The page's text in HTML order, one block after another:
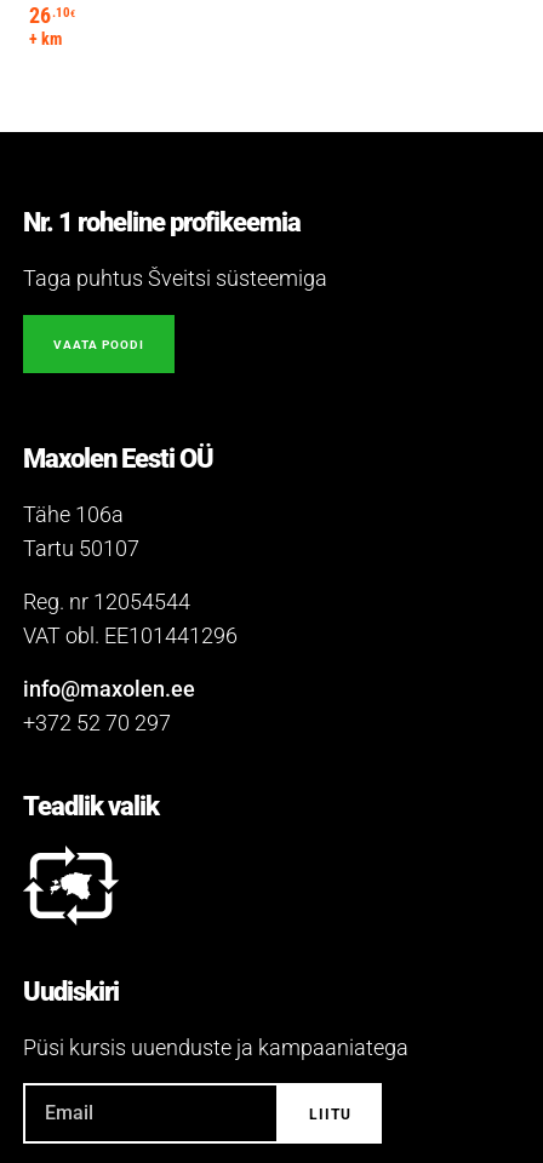
26.10€
+ km
Nr. 1 roheline profikeemia
Taga puhtus Šveitsi süsteemiga
VAATA POODI
Maxolen Eesti OÜ
Tähe 106a
Tartu 50107
Reg. nr 12054544
VAT obl. EE101441296
info@maxolen.ee
+372 52 70 297
Teadlik valik
Uudiskiri
Püsi kursis uuenduste ja kampaaniatega